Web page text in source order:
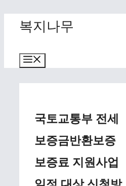
content
복지나무
국토교통부 전세
보증금반환보증
보증료 지원사업